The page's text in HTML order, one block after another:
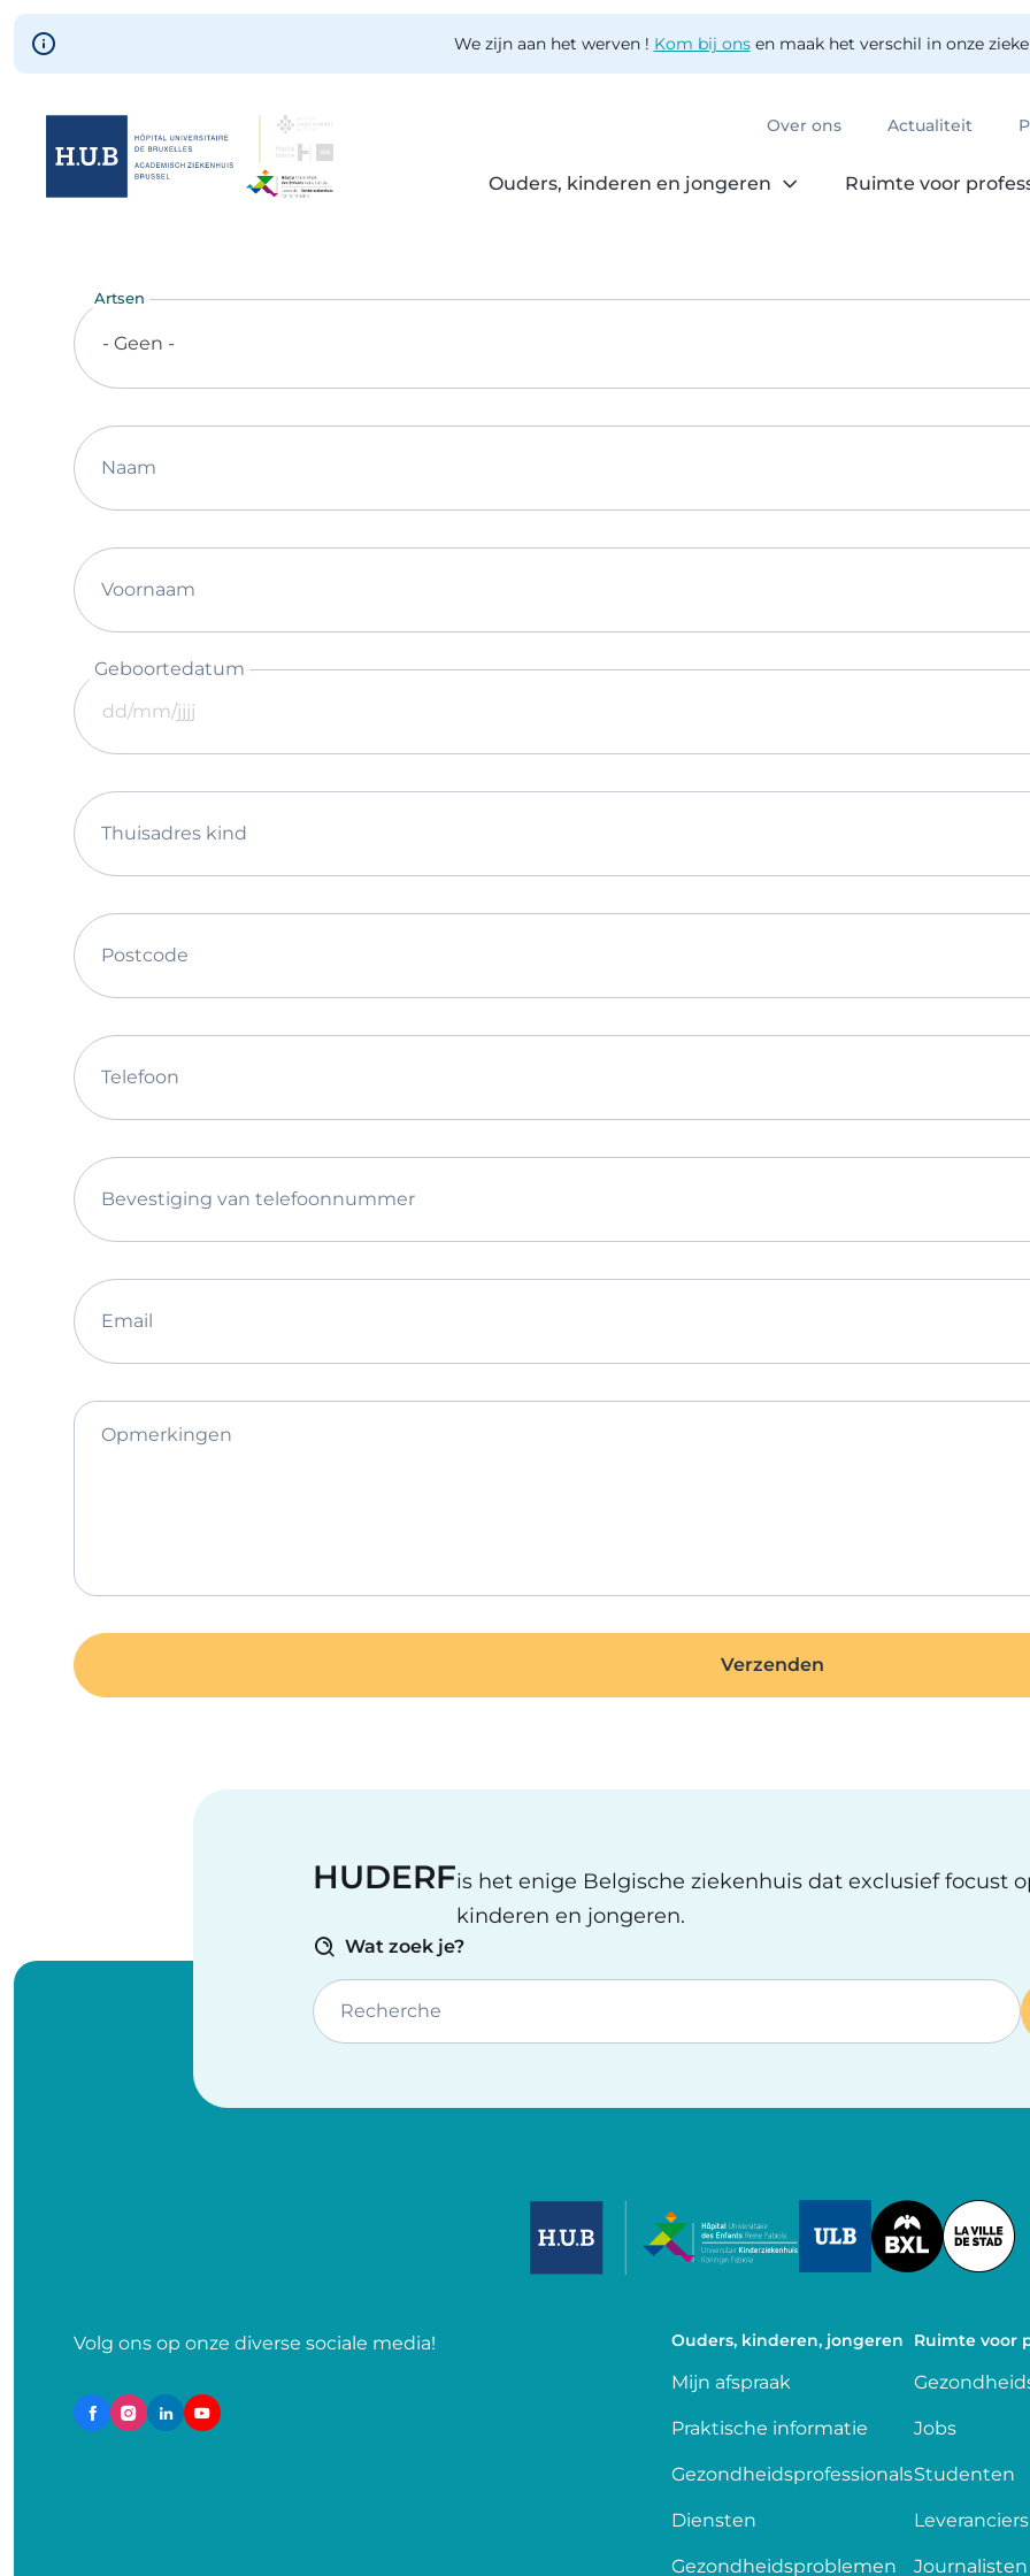
Skip to main content
We zijn aan het werven ! Kom bij onsen maak het verschil in onze
Over ons Actualiteit
Ouders, kinderen en jongeren Ruimte voor
Artsen
- Geen -
Naam
Voornaam
Geboortedatum
Thuisadres kind
Postcode
Telefoon
Bevestiging van telefoonnummer
Email
Opmerkingen
HUDERFis het enige Belgische ziekenhuis dat exclusief focust
kinderen en jongeren.
Wat zoek je?
Recherche
Image
Volg ons op onze diverse sociale media! Ouders, kinderen, jongeren
Mijn afspraak
Praktische informatie
Gezondheidsprofessionals
Diensten
Gezondheidsproblemen
Ruimte voor
Jobs
Studenten
Leveranciers
Journalisten